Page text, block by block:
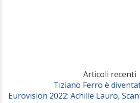
Serenamente
Articoli recenti
Tiziano Ferro è
Eurovision 2022: Achille Lauro,